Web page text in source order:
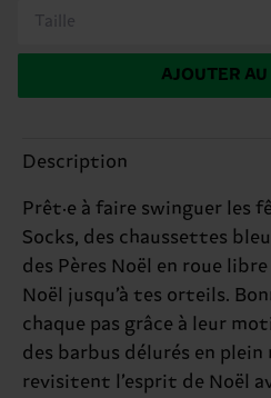
Taille
AJOUTER
Description
Prêt·e à faire swinguer les
Socks, des chaussettes
des Pères Noël en roue
Noël jusqu’à tes orteils.
chaque pas grâce à leur
des barbus délurés en plein
revisitent l’esprit de Noël